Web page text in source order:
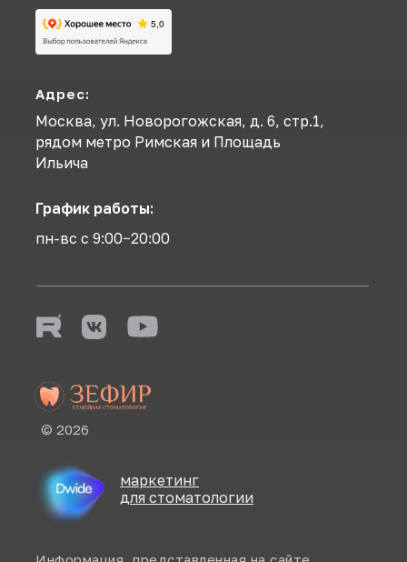
Адрес:
маркетинг
для стоматологии
Москва, ул. Новорогожская, д. 6, стр.1,
рядом метро Римская и Площадь
Ильича
График работы:
пн-вс с 9:00−20:00
© 2026